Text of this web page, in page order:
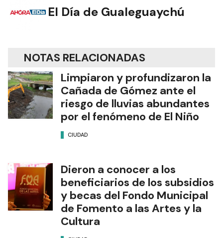
El Día de Gualeguaychú
NOTAS RELACIONADAS
Limpiaron y profundizaron la
Cañada de Gómez ante el
riesgo de lluvias abundantes
por el fenómeno de El Niño
CIUDAD
Dieron a conocer a los
beneficiarios de los subsidios
y becas del Fondo Municipal
de Fomento a las Artes y la
Cultura